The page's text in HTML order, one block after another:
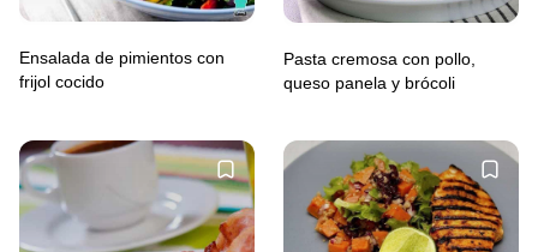
Ensalada de pimientos con
frijol cocido
Pasta cremosa con pollo,
queso panela y brócoli